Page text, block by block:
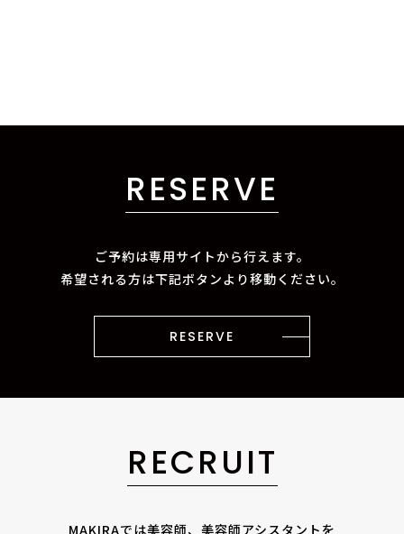
RESERVE
ご予約は専用サイトから行えます。
希望される方は下記ボタンより移動ください。
RESERVE
RECRUIT
MAKIRAでは美容師、美容師アシスタントを